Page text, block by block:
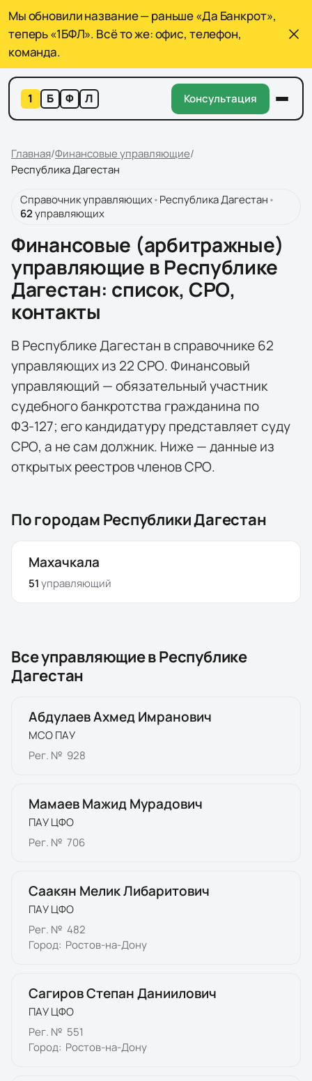
Мы обновили название — раньше «Да Банкрот»,
теперь «1БФЛ». Всё то же: офис, телефон,
команда.
1 Б Ф Л Консультация
Главная/Финансовые управляющие/
Республика Дагестан
Справочник управляющих•Республика Дагестан•
62управляющих
Финансовые (арбитражные)
управляющие в Республике
Дагестан: список, СРО,
контакты
В Республике Дагестан в справочнике62
управляющихиз 22СРО. Финансовый
управляющий — обязательный участник
судебного банкротства гражданина по
ФЗ-127; его кандидатуру представляет суду
СРО, а не сам должник. Ниже — данные из
открытых реестров членов СРО.
По городам Республики Дагестан
Махачкала
51управляющий
Все управляющие вРеспублике
Дагестан
Абдулаев Ахмед Имранович
МСО ПАУ
Рег. № 928
Мамаев Мажид Мурадович
ПАУ ЦФО
Рег. № 706
Саакян Мелик Либаритович
ПАУ ЦФО
Рег. № 482
Город: Ростов-на-Дону
Сагиров Степан Даниилович
ПАУ ЦФО
Рег. № 551
Город: Ростов-на-Дону